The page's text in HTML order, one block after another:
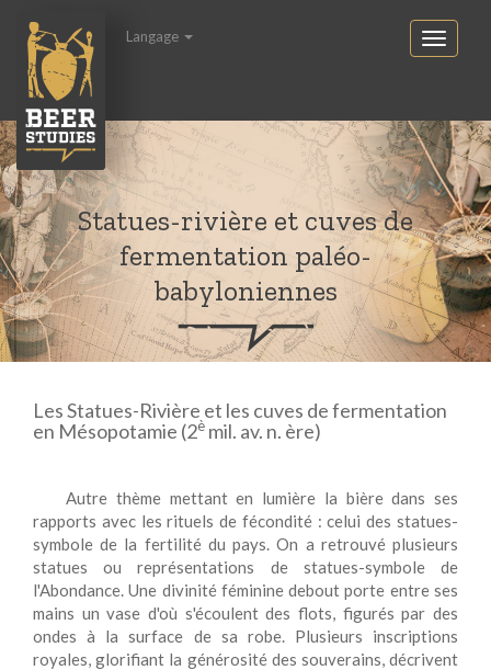
Langage
Statues-rivière et cuves de
fermentation paléo-
babyloniennes
Les Statues-Rivière et les cuves de fermentation
en Mésopotamie (2è mil. av. n. ère)
Autre thème mettant en lumière la bière dans ses
rapports avec les rituels de fécondité : celui des statues-
symbole de la fertilité du pays. On a retrouvé plusieurs
statues ou représentations de statues-symbole de
l'Abondance. Une divinité féminine debout porte entre ses
mains un vase d'où s'écoulent des flots, figurés par des
ondes à la surface de sa robe. Plusieurs inscriptions
royales, glorifiant la générosité des souverains, décrivent